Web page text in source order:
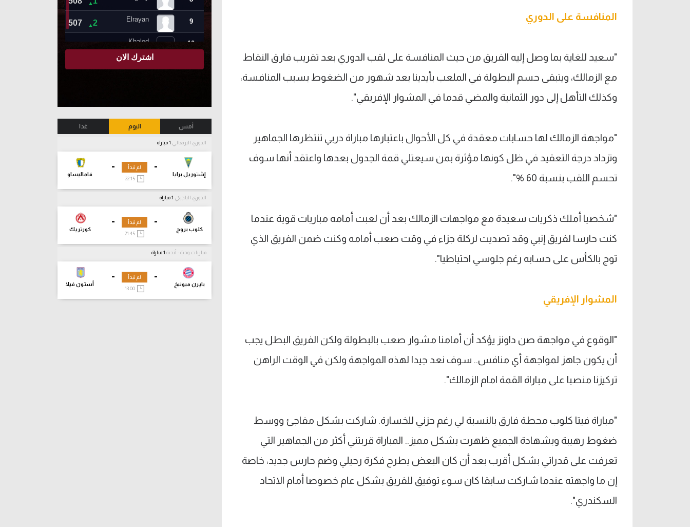
المنافسة على الدوري
"سعيد للغاية بما وصل إليه الفريق من حيث المنافسة على لقب الدوري بعد تقريب فارق النقاط
مع الزمالك، ويتبقى حسم البطولة في الملعب بأيدينا بعد شهور من الضغوط بسبب المنافسة،
وكذلك التأهل إلى دور الثمانية والمضي قدما في المشوار الإفريقي".
"مواجهة الزمالك لها حسابات معقدة في كل الأحوال باعتبارها مباراة دربي تنتظرها الجماهير
وتزداد درجة التعقيد في ظل كونها مؤثرة بمن سيعتلي قمة الجدول بعدها واعتقد أنها سوف
تحسم اللقب بنسبة 60 %".
"شخصيا أملك ذكريات سعيدة مع مواجهات الزمالك بعد أن لعبت أمامه مباريات قوية عندما
كنت حارسا لفريق إنبي وقد تصديت لركلة جزاء في وقت صعب أمامه وكنت ضمن الفريق الذي
توج بالكأس على حسابه رغم جلوسي احتياطيا".
المشوار الإفريقي
"الوقوع في مواجهة صن داونز يؤكد أن أمامنا مشوار صعب بالبطولة ولكن الفريق البطل يجب
أن يكون جاهز لمواجهة أي منافس.. سوف نعد جيدا لهذه المواجهة ولكن في الوقت الراهن
تركيزنا منصبا على مباراة القمة امام الزمالك".
"مباراة فيتا كلوب محطة فارق بالنسبة لي رغم حزني للخسارة. شاركت بشكل مفاجئ ووسط
ضغوط رهيبة وبشهادة الجميع ظهرت بشكل مميز.. المباراة قربتني أكثر من الجماهير التي
تعرفت على قدراتي بشكل أقرب بعد أن كان البعض يطرح فكرة رحيلي وضم حارس جديد، خاصة
إن ما واجهته عندما شاركت سابقا كان سوء توفيق للفريق بشكل عام خصوصا أمام الاتحاد
السكندري".
أمس اليوم غدا
الدوري البرتغالي
-
إشتوريل برايا
-
فاماليساو
لم تبدأ
22:15
الدوري البلجيكي
-
كلوب بروج
-
كورتريك
لم تبدأ
مباريات ودية - أندية
-
بايرن ميونيخ
-
أستون فيلا
لم تبدأ